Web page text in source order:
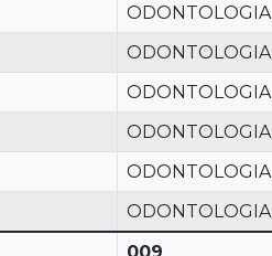
ODONTOLOGIA
ODONTOLOGIA
ODONTOLOGIA
ODONTOLOGIA
ODONTOLOGIA
ODONTOLOGIA
009